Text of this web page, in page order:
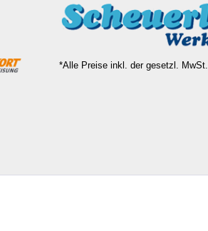
*Alle Preise inkl. der gesetzl. MwSt.